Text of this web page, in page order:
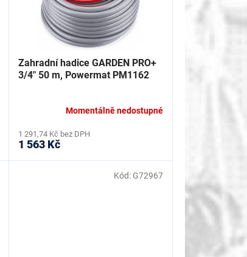
Zahradní hadice GARDEN PRO+
3/4" 50 m, Powermat PM1162
Momentálně nedostupné
1 291,74 Kč bez DPH
1 563 Kč
Kód: G72967